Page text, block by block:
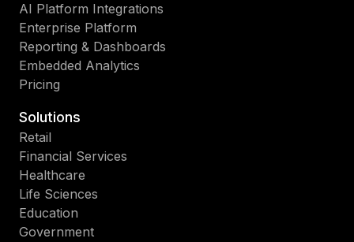
AI Platform Integrations
Enterprise Platform
Reporting & Dashboards
Embedded Analytics
Pricing
Solutions
Retail
Financial Services
Healthcare
Life Sciences
Education
Government